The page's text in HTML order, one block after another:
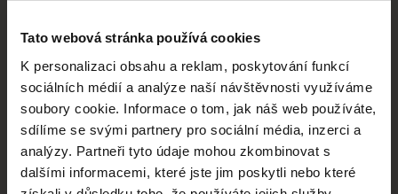
Tato webová stránka používá cookies
K personalizaci obsahu a reklam, poskytování funkcí
sociálních médií a analýze naší návštěvnosti využíváme
soubory cookie. Informace o tom, jak náš web používáte,
sdílíme se svými partnery pro sociální média, inzerci a
analýzy. Partneři tyto údaje mohou zkombinovat s
dalšími informacemi, které jste jim poskytli nebo které
CPH:DOX Doclisboa
Millennium Docs
Against Gravity
DOK Leipzig